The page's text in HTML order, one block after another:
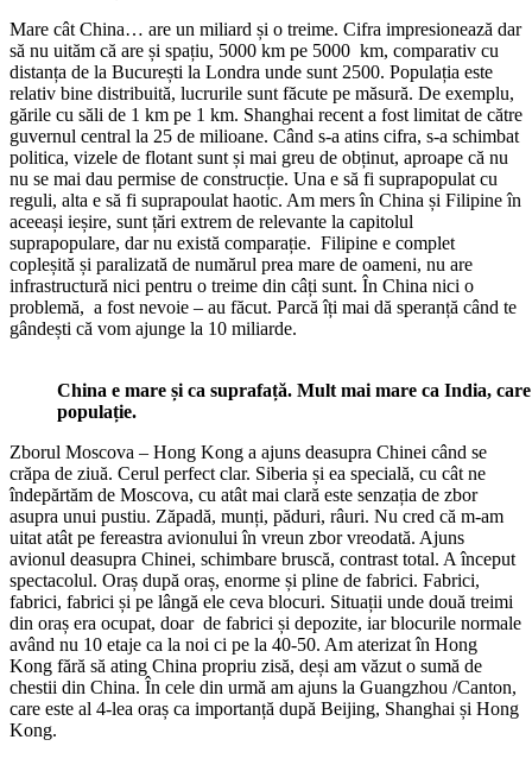
Mare cât China… are un miliard și o treime. Cifra impresionează dar
să nu uităm că are și spațiu, 5000 km pe 5000 km, comparativ cu
distanța de la București la Londra unde sunt 2500. Populația este
relativ bine distribuită, lucrurile sunt făcute pe măsură. De exemplu,
gările cu săli de 1 km pe 1 km. Shanghai recent a fost limitat de către
guvernul central la 25 de milioane. Când s-a atins cifra, s-a schimbat
politica, vizele de flotant sunt și mai greu de obținut, aproape că nu
nu se mai dau permise de construcție. Una e să fi suprapopulat cu
reguli, alta e să fi suprapoulat haotic. Am mers în China și Filipine în
aceeași ieșire, sunt țări extrem de relevante la capitolul
suprapopulare, dar nu există comparație. Filipine e complet
copleșită și paralizată de numărul prea mare de oameni, nu are
infrastructură nici pentru o treime din câți sunt. În China nici o
problemă, a fost nevoie – au făcut. Parcă îți mai dă speranță când te
gândești că vom ajunge la 10 miliarde.
China e mare și ca suprafață. Mult mai mare ca India,
populație.
Zborul Moscova – Hong Kong a ajuns deasupra Chinei când se
crăpa de ziuă. Cerul perfect clar. Siberia și ea specială, cu cât ne
îndepărtăm de Moscova, cu atât mai clară este senzația de zbor
asupra unui pustiu. Zăpadă, munți, păduri, râuri. Nu cred că m-am
uitat atât pe fereastra avionului în vreun zbor vreodată. Ajuns
avionul deasupra Chinei, schimbare bruscă, contrast total. A început
spectacolul. Oraș după oraș, enorme și pline de fabrici. Fabrici,
fabrici, fabrici și pe lângă ele ceva blocuri. Situații unde două treimi
din oraș era ocupat, doar de fabrici și depozite, iar blocurile normale
având nu 10 etaje ca la noi ci pe la 40-50. Am aterizat în Hong
Kong fără să ating China propriu zisă, deși am văzut o sumă de
chestii din China. În cele din urmă am ajuns la Guangzhou /Canton,
care este al 4-lea oraș ca importanță după Beijing, Shanghai și Hong
Kong.